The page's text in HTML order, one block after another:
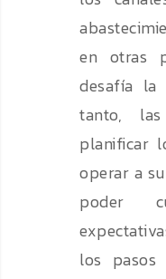
en otras
desafía la
tanto,
planificar
operar a
poder
los pasos